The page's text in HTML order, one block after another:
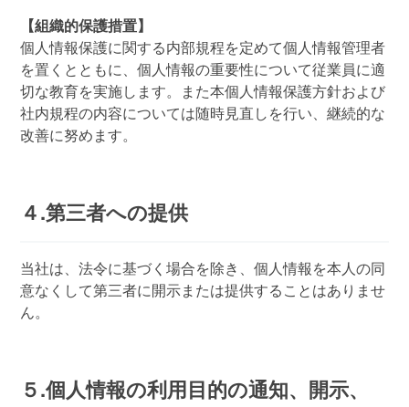
【組織的保護措置】
個人情報保護に関する内部規程を定めて個人情報管理者
を置くとともに、個人情報の重要性について従業員に適
切な教育を実施します。また本個人情報保護方針および
社内規程の内容については随時見直しを行い、継続的な
改善に努めます。
４.第三者への提供
当社は、法令に基づく場合を除き、個人情報を本人の同
意なくして第三者に開示または提供することはありませ
ん。
５.個人情報の利用目的の通知、開示、